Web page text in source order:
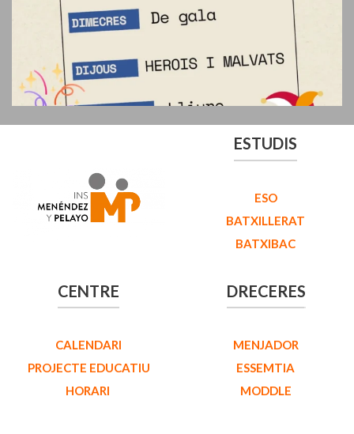
ESTUDIS
ESO
BATXILLERAT
BATXIBAC
CENTRE
CALENDARI
PROJECTE EDUCATIU
HORARI
DRECERES
MENJADOR
ESSEMTIA
MODDLE